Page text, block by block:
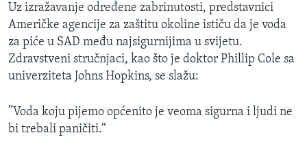
Uz izražavanje određene zabrinutosti, predstavnici
Američke agencije za zaštitu okoline ističu da je voda
za piće u SAD među najsigurnijima u svijetu.
Zdravstveni stručnjaci, kao što je doktor Phillip Cole sa
univerziteta Johns Hopkins, se slažu:
”Voda koju pijemo općenito je veoma sigurna i ljudi ne
bi trebali paničiti.“